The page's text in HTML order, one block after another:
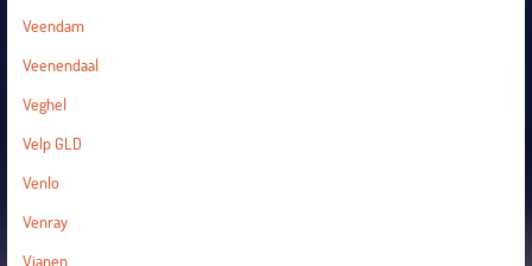
Veendam
Veenendaal
Veghel
Velp GLD
Venlo
Venray
Vianen